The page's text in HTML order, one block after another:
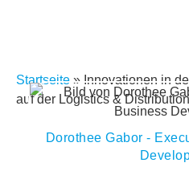
Startseite » Innovationen in
auf der Logistics &
Dorothee Gabor -